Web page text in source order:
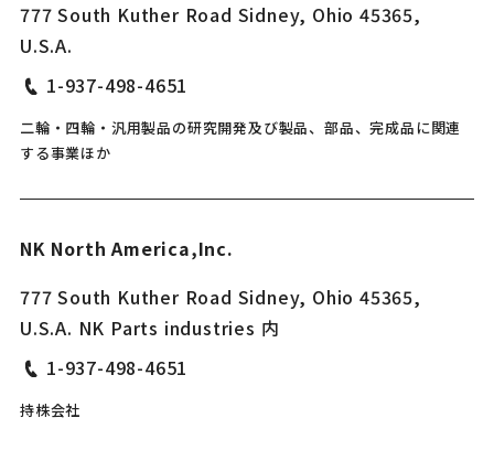
777 South Kuther Road Sidney, Ohio 45365,
U.S.A.
1-937-498-4651
二輪・四輪・汎用製品の研究開発及び製品、部品、完成品に関連
する事業ほか
NK North America,Inc.
777 South Kuther Road Sidney, Ohio 45365,
U.S.A. NK Parts industries 内
1-937-498-4651
持株会社